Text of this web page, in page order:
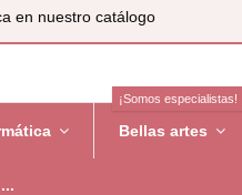
Bellas artes
¡Somos especialistas!